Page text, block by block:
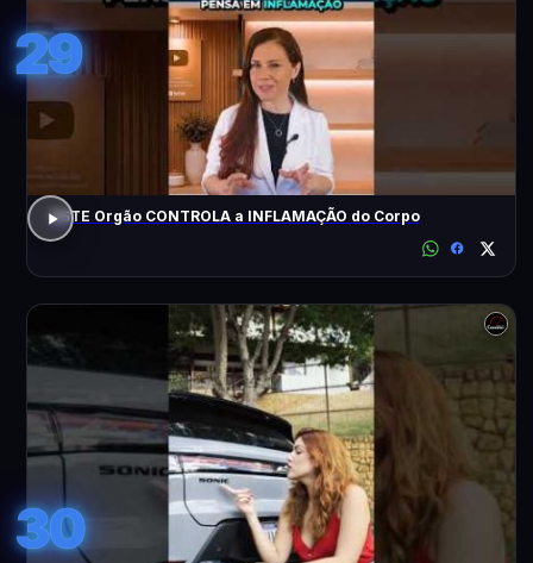
29
ESTE Orgão CONTROLA a INFLAMAÇÃO do Corpo
30